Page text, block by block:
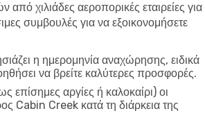
χιλιάδες αεροπορικές εταιρείες για
συμβουλές για να εξοικονομήσετε
η ημερομηνία αναχώρησης, ειδικά
να βρείτε καλύτερες προσφορές.
αργίες ή καλοκαίρι) οι
Cabin Creek κατά τη διάρκεια της